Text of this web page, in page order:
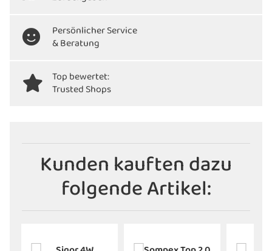
Persönlicher Service
& Beratung
Top bewertet:
Trusted Shops
Kunden kauften dazu
folgende Artikel: